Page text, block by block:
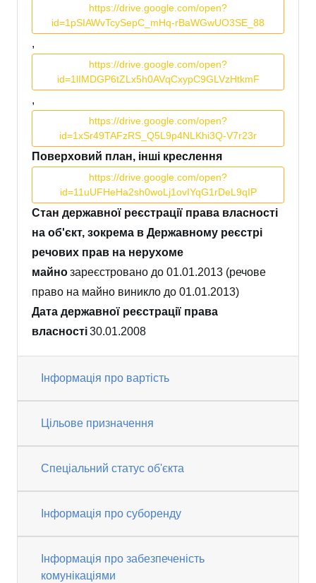
https://drive.google.com/open?
id=1pSIAWvTcySepC_mHq-rBaWGwUO3SE_88
,
https://drive.google.com/open?
id=1lIMDGP6tZLx5h0AVqCxypC9GLVzHtkmF
,
https://drive.google.com/open?
id=1xSr49TAFzRS_Q5L9p4NLKhi3Q-V7r23r
Поверховий план, інші креслення
https://drive.google.com/open?
id=11uUFHeHa2sh0woLj1ovIYqG1rDeL9qIP
Стан державної реєстрації права власності
на об'єкт, зокрема в Державному реєстрі
речових прав на нерухоме
майнозареєстровано до 01.01.2013 (речове
право на майно виникло до 01.01.2013)
Дата державної реєстрації права
власності30.01.2008
Інформація про вартість
Цільове призначення
Спеціальний статус об'єкта
Інформація про суборенду
Інформація про забезпеченість
комунікаціями